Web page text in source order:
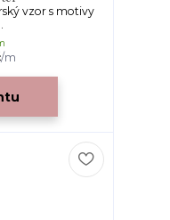
vzor s motivy
/m